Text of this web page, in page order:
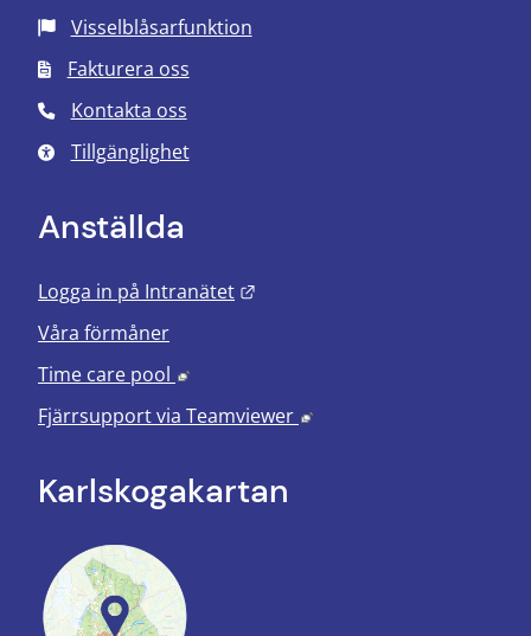
Visselblåsarfunktion
Fakturera oss
Kontakta oss
Tillgänglighet
Anställda
Logga in på Intranätet
Våra förmåner
Time care pool
Länk till annan webbplats, öppnas i
Fjärrsupport via Teamviewer Länk till annan
Karlskoga­kartan